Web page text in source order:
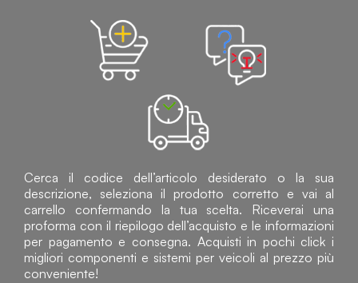
Cerca il codice dell’articolo desiderato o la sua
descrizione, seleziona il prodotto corretto e vai al
carrello confermando la tua scelta. Riceverai una
proforma con il riepilogo dell’acquisto e le informazioni
per pagamento e consegna. Acquisti in pochi click i
migliori componenti e sistemi per veicoli al prezzo più
conveniente!